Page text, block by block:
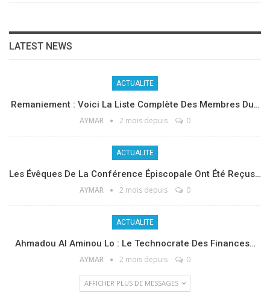
LATEST NEWS
ACTUALITE
Remaniement : Voici La Liste Complète Des Membres Du…
AYMAR 2 mois depuis 0
ACTUALITE
Les Évêques De La Conférence Épiscopale Ont Été Reçus…
AYMAR 2 mois depuis 0
ACTUALITE
Ahmadou Al Aminou Lo : Le Technocrate Des Finances…
AYMAR 2 mois depuis 0
AFFICHER PLUS DE MESSAGES